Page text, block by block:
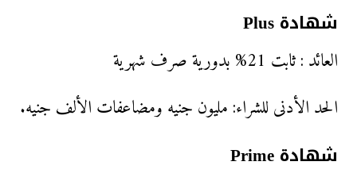
شهادة Plus
العائد : ثابت 21% بدورية صرف شهرية
الحد الأدنى للشراء: مليون جنيه ومضاعفات الألف جنيه.
شهادة Prime